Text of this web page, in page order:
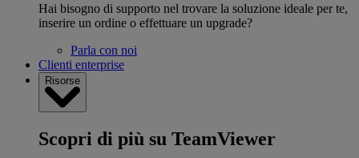
Hai bisogno di supporto nel trovare la soluzione ideale per te,
inserire un ordine o effettuare un upgrade?
Parla con noi
Clienti enterprise
Risorse
Scopri di più su TeamViewer